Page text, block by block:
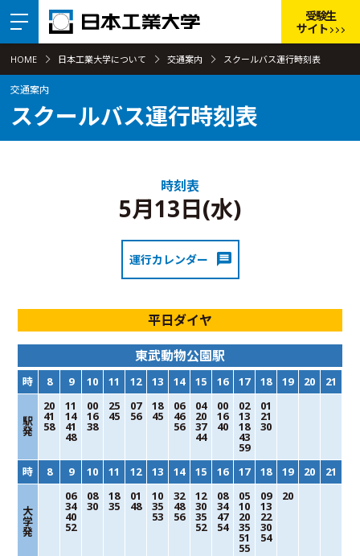
受験生
サイト
HOME 日本工業大学について 交通案内 スクールバス運行時刻表
交通案内
スクールバス運行時刻表
時刻表
5月13日(水)
運行カレンダー
平日ダイヤ
東武動物公園駅
時 8 9 10 11 12 13 14 15 16 17 18 19 20 21
駅
発
20
41
58
11
14
41
48
00
16
38
25
45
07
56
18
45
06
46
56
04
20
37
44
00
16
40
02
13
18
43
59
01
21
30
時 8 9 10 11 12 13 14 15 16 17 18 19 20 21
大
学
発
06
34
40
52
08
30
18
35
01
48
10
35
53
32
48
56
12
30
35
52
08
34
47
54
05
10
20
35
51
55
09
13
22
30
54
20